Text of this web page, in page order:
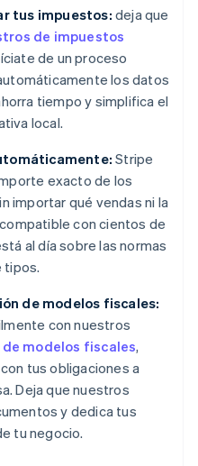
tus impuestos:deja que
de impuestos
de un proceso
los datos
tiempo y simplifica el
local.
Stripe
exacto de los
importar qué vendas ni la
con cientos de
al día sobre las normas
tipos.
de modelos fiscales:
con nuestros
modelos fiscales,
tus obligaciones a
Deja que nuestros
y dedica tus
tu negocio.